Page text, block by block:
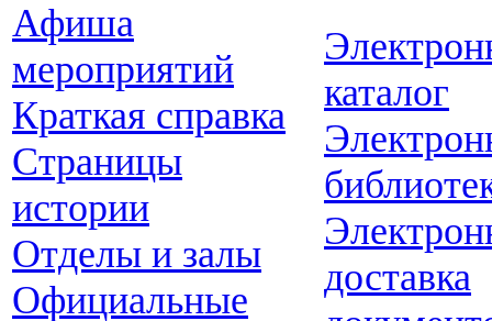
Афиша
мероприятий
Краткая справка
Страницы
истории
Отделы и залы
Официальные
каталог
доставка